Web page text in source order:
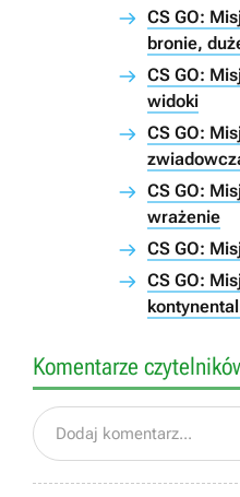
CS GO:
bronie,
CS GO:
widoki
CS GO:
CS GO:
wrażenie
CS GO:
CS GO:
Komentarze
Dodaj komentarz...